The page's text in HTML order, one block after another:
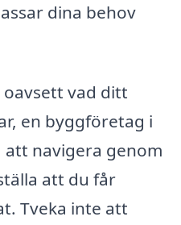
dina behov
vad ditt
en byggföretag i
att navigera genom
att du får
Tveka inte att